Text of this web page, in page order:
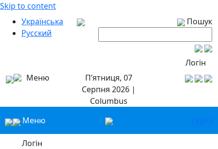
Skip to content
Українська
Русский
Пошук
Логін
Меню
П’ятниця, 07
Серпня 2026 |
Columbus
Меню
УкрРу
Логін